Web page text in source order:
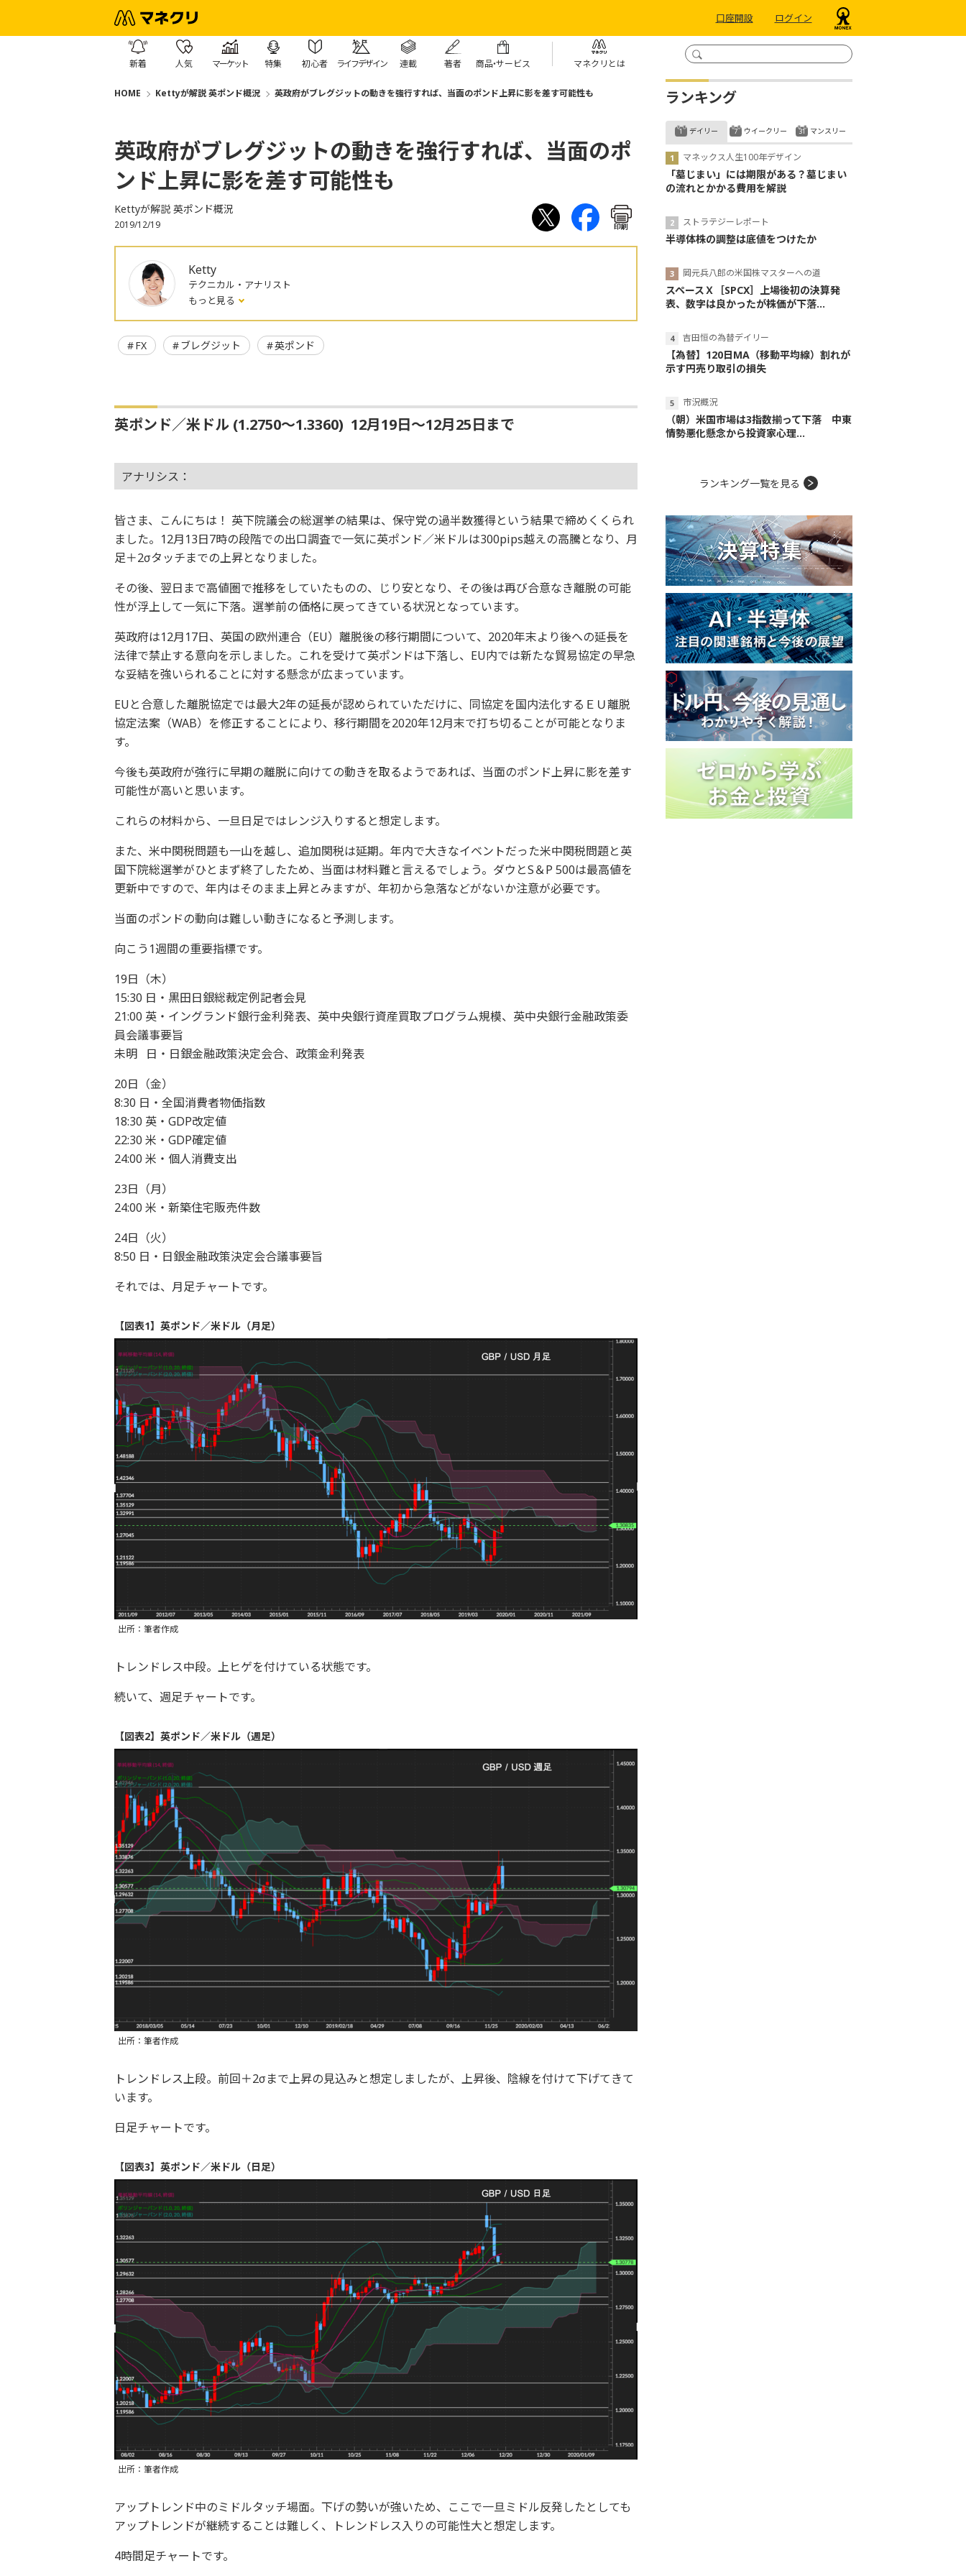
口座開設 ログイン
新着 人気 マーケット 特集 初心者 ライフデザイン 連載 著者 商品・サービス マネクリとは
HOME Kettyが解説 英ポンド概況 英政府がブレグジットの動きを強行すれば、当面のポンド上昇に影を差す可能性も
英政府がブレグジットの動きを強行すれば、当面のポ
ンド上昇に影を差す可能性も
Kettyが解説 英ポンド概況
2019/12/19 印刷
Ketty
テクニカル・アナリスト
もっと見る
FX ブレグジット 英ポンド
英ポンド／米ドル (1.2750〜1.3360) 12月19日〜12月25日まで
アナリシス：
皆さま、こんにちは！ 英下院議会の総選挙の結果は、保守党の過半数獲得という結果で締めくくられ
ました。12月13日7時の段階での出口調査で一気に英ポンド／米ドルは300pips越えの高騰となり、月
足＋2σタッチまでの上昇となりました。
その後、翌日まで高値圏で推移をしていたものの、じり安となり、その後は再び合意なき離脱の可能
性が浮上して一気に下落。選挙前の価格に戻ってきている状況となっています。
英政府は12月17日、英国の欧州連合（EU）離脱後の移行期間について、2020年末より後への延長を
法律で禁止する意向を示しました。これを受けて英ポンドは下落し、EU内では新たな貿易協定の早急
な妥結を強いられることに対する懸念が広まっています。
EUと合意した離脱協定では最大2年の延長が認められていただけに、同協定を国内法化するＥＵ離脱
協定法案（WAB）を修正することにより、移行期間を2020年12月末で打ち切ることが可能となりま
す。
今後も英政府が強行に早期の離脱に向けての動きを取るようであれば、当面のポンド上昇に影を差す
可能性が高いと思います。
これらの材料から、一旦日足ではレンジ入りすると想定します。
また、米中関税問題も一山を越し、追加関税は延期。年内で大きなイベントだった米中関税問題と英
国下院総選挙がひとまず終了したため、当面は材料難と言えるでしょう。ダウとS＆P 500は最高値を
更新中ですので、年内はそのまま上昇とみますが、年初から急落などがないか注意が必要です。
当面のポンドの動向は難しい動きになると予測します。
向こう1週間の重要指標です。
19日（木）
15:30 日・黒田日銀総裁定例記者会見
21:00 英・イングランド銀行金利発表、英中央銀行資産買取プログラム規模、英中央銀行金融政策委
員会議事要旨
未明 日・日銀金融政策決定会合、政策金利発表
20日（金）
8:30 日・全国消費者物価指数
18:30 英・GDP改定値
22:30 米・GDP確定値
24:00 米・個人消費支出
23日（月）
24:00 米・新築住宅販売件数
24日（火）
8:50 日・日銀金融政策決定会合議事要旨
それでは、月足チャートです。
【図表1】英ポンド／米ドル（月足）
出所：筆者作成
トレンドレス中段。上ヒゲを付けている状態です。
続いて、週足チャートです。
【図表2】英ポンド／米ドル（週足）
出所：筆者作成
トレンドレス上段。前回＋2σまで上昇の見込みと想定しましたが、上昇後、陰線を付けて下げてきて
います。
日足チャートです。
【図表3】英ポンド／米ドル（日足）
出所：筆者作成
アップトレンド中のミドルタッチ場面。下げの勢いが強いため、ここで一旦ミドル反発したとしても
アップトレンドが継続することは難しく、トレンドレス入りの可能性大と想定します。
4時間足チャートです。
ランキング
デイリー
マネックス人生100年デザイン
「墓じまい」には期限がある？墓じまい
の流れとかかる費用を解説
ストラテジーレポート
半導体株の調整は底値をつけたか
岡元兵八郎の米国株マスターへの道
スペースＸ［SPCX］上場後初の決算発
表、数字は良かったが株価が下落...
吉田恒の為替デイリー
【為替】120日MA（移動平均線）割れが
示す円売り取引の損失
市況概況
（朝）米国市場は3指数揃って下落 中東
情勢悪化懸念から投資家心理...
ウイークリー マンスリー
ランキング一覧を見る